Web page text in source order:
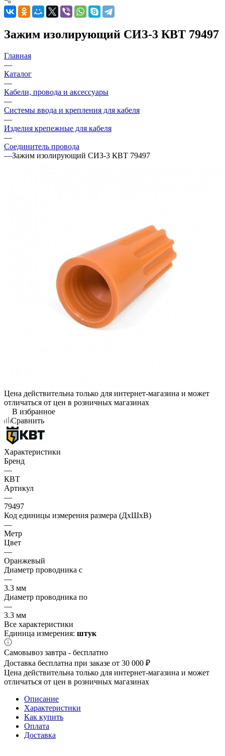
Зажим изолирующий СИЗ-3 КВТ 79497
Главная
—
Каталог
—
Кабели, провода и аксессуары
—
Системы ввода и крепления для кабеля
—
Изделия крепежные для кабеля
—
Соединитель провода
—Зажим изолирующий СИЗ-3 КВТ 79497
Цена действительна только для интернет-магазина и может
отличаться от цен в розничных магазинах
В избранное
Сравнить
Характеристики
Бренд
—
КВТ
Артикул
—
79497
Код единицы измерения размера (ДхШхВ)
—
Метр
Цвет
—
Оранжевый
Диаметр проводника с
—
3.3 мм
Диаметр проводника по
—
3.3 мм
Все характеристики
Единица измерения: штук
Самовывоз завтра - бесплатно
Доставка бесплатна при заказе от 30 000 ₽
Цена действительна только для интернет-магазина и может
отличаться от цен в розничных магазинах
Описание
Характеристики
Как купить
Оплата
Доставка